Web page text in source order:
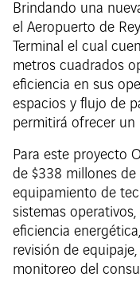
Brindando una
el Aeropuerto de
Terminal el cual
metros cuadrados
eficiencia en sus
espacios y flujo de
permitirá ofrecer un
Para este proyecto
de $338 millones
equipamiento de
sistemas
eficiencia
revisión de
monitoreo del